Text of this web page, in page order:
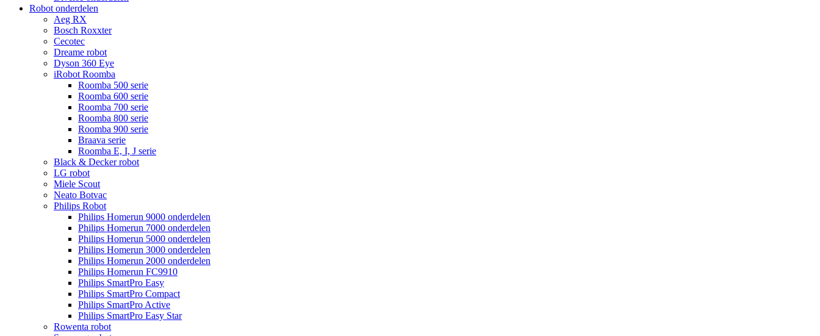
Robot onderdelen
Aeg RX
Bosch Roxxter
Cecotec
Dreame robot
Dyson 360 Eye
iRobot Roomba
Roomba 500 serie
Roomba 600 serie
Roomba 700 serie
Roomba 800 serie
Roomba 900 serie
Braava serie
Roomba E, I, J serie
Black & Decker robot
LG robot
Miele Scout
Neato Botvac
Philips Robot
Philips Homerun 9000 onderdelen
Philips Homerun 7000 onderdelen
Philips Homerun 5000 onderdelen
Philips Homerun 3000 onderdelen
Philips Homerun 2000 onderdelen
Philips Homerun FC9910
Philips SmartPro Easy
Philips SmartPro Compact
Philips SmartPro Active
Philips SmartPro Easy Star
Rowenta robot